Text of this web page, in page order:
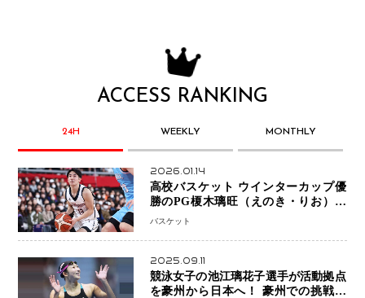
ACCESS RANKING
24H WEEKLY MONTHLY
2026.01.14
高校バスケット ウインターカップ優
勝のPG榎木璃旺（えのき・りお）が
プロの現場へ―。
バスケット
2025.09.11
競泳女子の池江璃花子選手が活動拠点
を豪州から日本へ！ 豪州での挑戦を